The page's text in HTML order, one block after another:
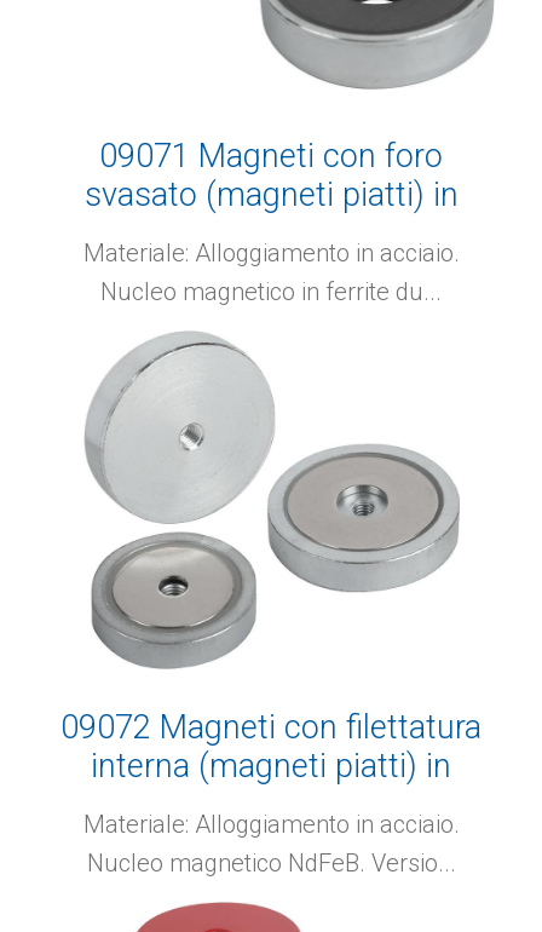
09071 Magneti con foro
svasato (magneti piatti) in
ferrite dura
Materiale: Alloggiamento in acciaio.
Nucleo magnetico in ferrite du...
09072 Magneti con filettatura
interna (magneti piatti) in
NdFeB
Materiale: Alloggiamento in acciaio.
Nucleo magnetico NdFeB. Versio...